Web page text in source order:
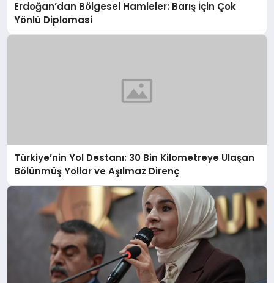
Erdoğan’dan Bölgesel Hamleler: Barış İçin Çok
Yönlü Diplomasi
Türkiye’nin Yol Destanı: 30 Bin Kilometreye Ulaşan
Bölünmüş Yollar ve Aşılmaz Direnç